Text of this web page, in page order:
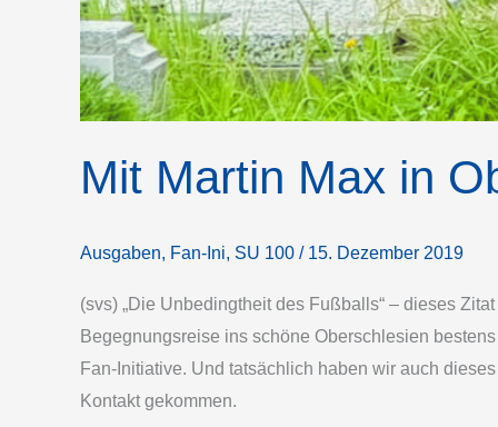
Mit Martin Max in
Ausgaben, Fan-Ini, SU 100 / 15. Dezember 2019
(svs) „Die Unbedingtheit des Fußballs“ – dieses
Begegnungsreise ins schöne Oberschlesien
Fan-Initiative. Und tatsächlich haben wir auch
Kontakt gekommen.